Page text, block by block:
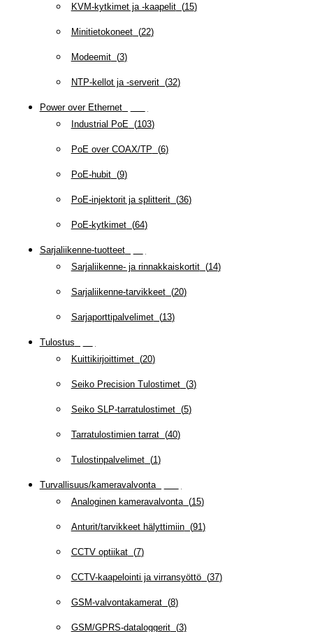
KVM-kytkimet ja -kaapelit(15)
Minitietokoneet(22)
Modeemit(3)
NTP-kellot ja -serverit(32)
Power over Ethernet(
Industrial PoE(103)
PoE over COAX/TP (6)
PoE-hubit(9)
PoE-injektorit ja splitterit(36)
PoE-kytkimet(64)
Sarjaliikenne-tuotteet(
Sarjaliikenne- ja rinnakkaiskortit(14)
Sarjaliikenne-tarvikkeet(20)
Sarjaporttipalvelimet(13)
Tulostus
Kuittikirjoittimet(20)
Seiko Precision Tulostimet(3)
Seiko SLP-tarratulostimet(5)
Tarratulostimien tarrat(40)
Tulostinpalvelimet(1)
Turvallisuus/kameravalvonta(
Analoginen kameravalvonta(15)
Anturit/tarvikkeet hälyttimiin(91)
CCTV optiikat(7)
CCTV-kaapelointi ja virransyöttö(37)
GSM-valvontakamerat(8)
GSM/GPRS-dataloggerit(3)